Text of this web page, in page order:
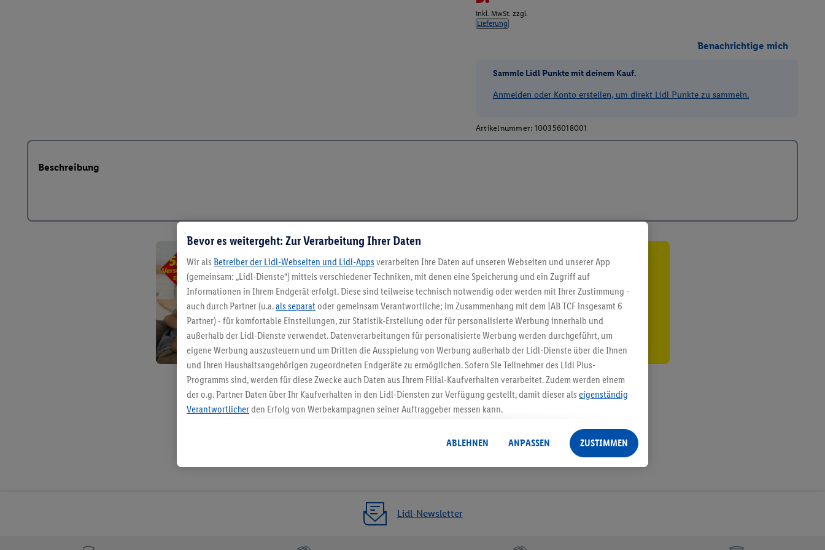
inkl. MwSt. zzgl.
Lieferung
Benachrichtige mich
Sammle Lidl Punkte mit deinem Kauf.
Anmelden oder Konto erstellen, um direkt Lidl Punkte zu sammeln.
Artikelnummer: 100356018001
Beschreibung
5.95 € Versand sparen³²ᵃ
Jetzt zum Newsletter anmelden
Gutschein sichern!
Lidl-Newsletter
Bevor es weitergeht: Zur Verarbeitung Ihrer Daten
Wir als Betreiber der Lidl-Webseiten und Lidl-Apps verarbeiten Ihre Daten auf unseren Webseiten und unserer App
(gemeinsam: „Lidl-Dienste“) mittels verschiedener Techniken, mit denen eine Speicherung und ein Zugriff auf
Informationen in Ihrem Endgerät erfolgt. Diese sind teilweise technisch notwendig oder werden mit Ihrer Zustimmung -
auch durch Partner (u.a.als separat oder gemeinsam Verantwortliche; im Zusammenhang mit dem IAB TCF insgesamt 6
Partner) - für komfortable Einstellungen, zur Statistik-Erstellung oder für personalisierte Werbung innerhalb und
außerhalb der Lidl-Dienste verwendet. Datenverarbeitungen für personalisierte Werbung werden durchgeführt, um
eigene Werbung auszusteuern und um Dritten die Ausspielung von Werbung außerhalb der Lidl-Dienste über die Ihnen
und Ihren Haushaltsangehörigen zugeordneten Endgeräte zu ermöglichen. Sofern Sie Teilnehmer des Lidl Plus-
Programms sind, werden für diese Zwecke auch Daten aus Ihrem Filial-Kaufverhalten verarbeitet. Zudem werden einem
der o.g. Partner Daten über Ihr Kaufverhalten in den Lidl-Diensten zur Verfügung gestellt, damit dieser als eigenständig
Verantwortlicherden Erfolg von Werbekampagnen seiner Auftraggeber messen kann.
angereicherten Profilen. Dies umfasst die Zusammenführung von Daten (z.B. über Ihre Nutzung der Lidl-Dienste, Ihr
Kaufverhalten in den Lidl-Diensten, Informationen aus Ihrem Kundenkonto - z.B. Alter oder Geschlecht - sowie Ihre
genauen Standortdaten) auch über verschiedene Endgeräte und Lidl-Dienste hinweg einschließlich dem Speichern von
Erfolgsmessung der Werbung, zur Zielgruppenforschung, zur Entwicklung von Angeboten sowie zur technischen
Sicherung und Optimierung dieser Werbeausspielungen.
ABLEHNEN ANPASSEN ZUSTIMMEN